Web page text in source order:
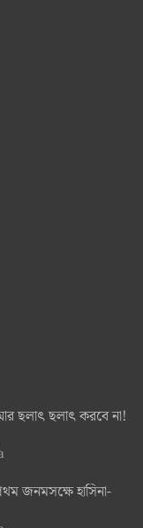
ছলাৎ ছলাৎ করবে না!
জনমসক্ষে হাসিনা-